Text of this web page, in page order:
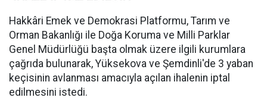
Hakkâri Emek ve Demokrasi Platformu, Tarım ve
Orman Bakanlığı ile Doğa Koruma ve Milli Parklar
Genel Müdürlüğü başta olmak üzere ilgili kurumlara
çağrıda bulunarak, Yüksekova ve Şemdinli'de 3 yaban
keçisinin avlanması amacıyla açılan ihalenin iptal
edilmesini istedi.